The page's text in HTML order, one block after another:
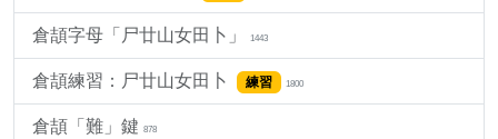
倉頡字母「尸廿山女田卜」 1443
倉頡練習：尸廿山女田卜 練習 1800
倉頡「難」鍵 878